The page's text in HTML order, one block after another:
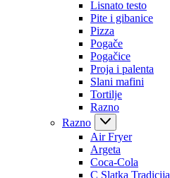
Lisnato testo
Pite i gibanice
Pizza
Pogače
Pogačice
Proja i palenta
Slani mafini
Tortilje
Razno
Razno
Air Fryer
Argeta
Coca-Cola
C Slatka Tradicija